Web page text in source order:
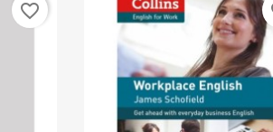
favorite_border